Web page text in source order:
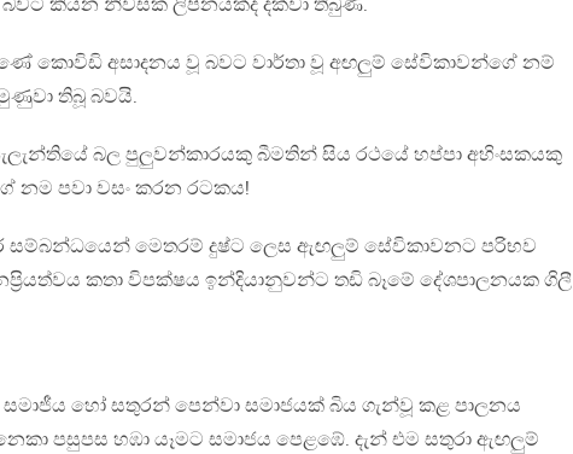
බවට කියන නිවසක ලිපිනයක්ද දක්වා තිබුණි.
කොවිඩි අසාදනය වූ බවට වාර්තා වූ අඟලුම් සේවිකාවන්ගේ නම්
තිබූ බවයි.
බල පුලුවන්කාරයකු බීමතින් සිය රථයේ හප්පා අහිංසකයකු
නම පවා වසං කරන රටකය!
මෙතරම් දුෂ්ට ලෙස ඇඟලුම් සේවිකාවනට පරිභව
කතා විපක්ෂය ඉන්දියානුවන්ට තඩි බෑමේ දේශපාලනයක ගිලී
හෝ සතුරන් පෙන්වා සමාජයක් බිය ගැන්වූ කළ පාලනය
පසුපස හඹා යෑමට සමාජය පෙළඹේ. දැන් එම සතුරා ඇඟලුම්